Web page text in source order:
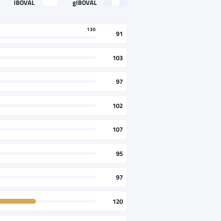
IBOVAL gIBOVAL
130 91
103
97
102
107
95
97
120